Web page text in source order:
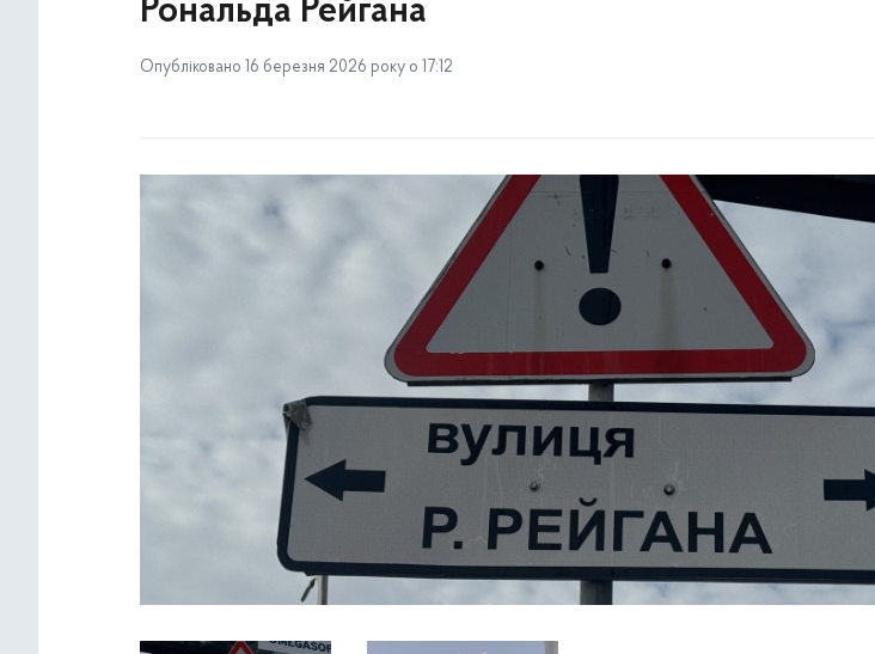
Рональда Рейгана
Опубліковано 16 березня 2026 року о 17:12